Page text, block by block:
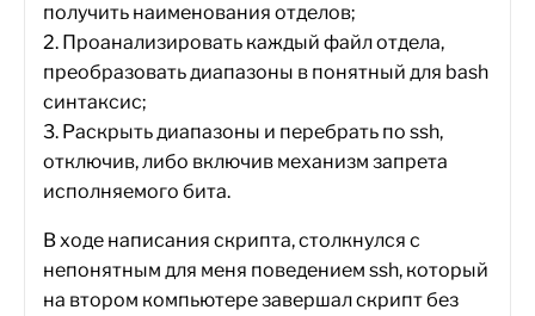
получить наименования отделов;
2. Проанализировать каждый файл отдела,
преобразовать диапазоны в понятный для bash
синтаксис;
3. Раскрыть диапазоны и перебрать по ssh,
отключив, либо включив механизм запрета
исполняемого бита.
В ходе написания скрипта, столкнулся с
непонятным для меня поведением ssh, который
на втором компьютере завершал скрипт без